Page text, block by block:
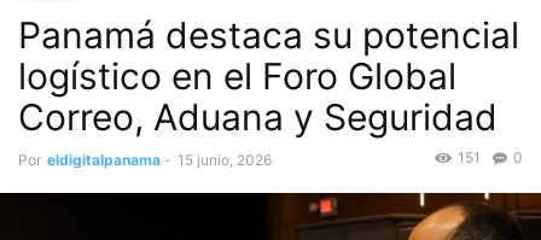
Panamá destaca su potencial
logístico en el Foro Global
Correo, Aduana y Seguridad
Por eldigitalpanama - 15 junio, 2026 0
151